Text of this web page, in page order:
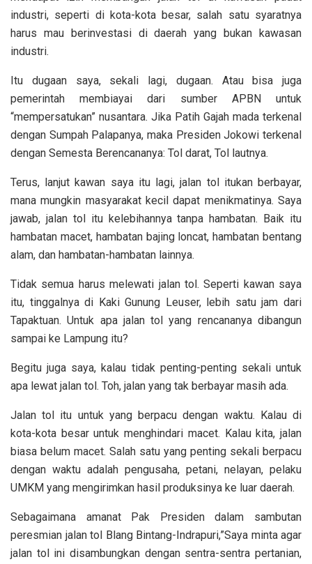
industri, seperti di kota-kota besar, salah satu syaratnya
harus mau berinvestasi di daerah yang bukan kawasan
industri.
Itu dugaan saya, sekali lagi, dugaan. Atau bisa juga
pemerintah membiayai dari sumber APBN untuk
“mempersatukan” nusantara. Jika Patih Gajah mada terkenal
dengan Sumpah Palapanya, maka Presiden Jokowi terkenal
dengan Semesta Berencananya: Tol darat, Tol lautnya.
Terus, lanjut kawan saya itu lagi, jalan tol itukan berbayar,
mana mungkin masyarakat kecil dapat menikmatinya. Saya
jawab, jalan tol itu kelebihannya tanpa hambatan. Baik itu
hambatan macet, hambatan bajing loncat, hambatan bentang
alam, dan hambatan-hambatan lainnya.
Tidak semua harus melewati jalan tol. Seperti kawan saya
itu, tinggalnya di Kaki Gunung Leuser, lebih satu jam dari
Tapaktuan. Untuk apa jalan tol yang rencananya dibangun
sampai ke Lampung itu?
Begitu juga saya, kalau tidak penting-penting sekali untuk
apa lewat jalan tol. Toh, jalan yang tak berbayar masih ada.
Jalan tol itu untuk yang berpacu dengan waktu. Kalau di
kota-kota besar untuk menghindari macet. Kalau kita, jalan
biasa belum macet. Salah satu yang penting sekali berpacu
dengan waktu adalah pengusaha, petani, nelayan, pelaku
UMKM yang mengirimkan hasil produksinya ke luar daerah.
Sebagaimana amanat Pak Presiden dalam sambutan
peresmian jalan tol Blang Bintang-Indrapuri,”Saya minta agar
jalan tol ini disambungkan dengan sentra-sentra pertanian,